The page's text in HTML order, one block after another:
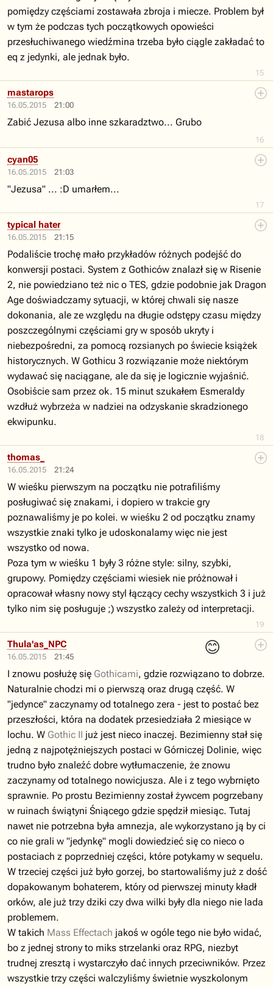
15
pomiędzy częściami zostawała zbroja i miecze. Problem był
w tym że podczas tych początkowych opowieści
przesłuchiwanego wiedźmina trzeba było ciągle zakładać to
eq z jedynki, ale jednak było.
16.05.2015 21:00
16
mastarops
Zabić Jezusa albo inne szkaradztwo... Grubo
16.05.2015 21:03
17
cyan05
"Jezusa" ... :D umarłem...
16.05.2015 21:15
18
typical hater
Podaliście trochę mało przykładów różnych podejść do
konwersji postaci. System z Gothiców znalazł się w Risenie
2, nie powiedziano też nic o TES, gdzie podobnie jak Dragon
Age doświadczamy sytuacji, w której chwali się nasze
dokonania, ale ze względu na długie odstępy czasu między
poszczególnymi częściami gry w sposób ukryty i
niebezpośredni, za pomocą rozsianych po świecie książek
historycznych. W Gothicu 3 rozwiązanie może niektórym
wydawać się naciągane, ale da się je logicznie wyjaśnić.
Osobiście sam przez ok. 15 minut szukałem Esmeraldy
wzdłuż wybrzeża w nadziei na odzyskanie skradzionego
ekwipunku.
16.05.2015 21:24
19
thomas_
W wieśku pierwszym na początku nie potrafiliśmy
posługiwać się znakami, i dopiero w trakcie gry
poznawaliśmy je po kolei. w wieśku 2 od początku znamy
wszystkie znaki tylko je udoskonalamy więc nie jest
wszystko od nowa.
Poza tym w wieśku 1 były 3 różne style: silny, szybki,
grupowy. Pomiędzy częściami wiesiek nie próżnował i
opracował własny nowy styl łączący cechy wszystkich 3 i już
tylko nim się posługuje ;) wszystko zależy od interpretacji.
16.05.2015 21:45
😊
Thula'as_NPC
I znowu posłużę się Gothicami, gdzie rozwiązano to dobrze.
Naturalnie chodzi mi o pierwszą oraz drugą część. W
"jedynce" zaczynamy od totalnego zera - jest to postać bez
przeszłości, która na dodatek przesiedziała 2 miesiące w
lochu. W Gothic II już jest nieco inaczej. Bezimienny stał się
jedną z najpotężniejszych postaci w Górniczej Dolinie, więc
trudno było znaleźć dobre wytłumaczenie, że znowu
zaczynamy od totalnego nowicjusza. Ale i z tego wybrnięto
sprawnie. Po prostu Bezimienny został żywcem pogrzebany
w ruinach świątyni Śniącego gdzie spędził miesiąc. Tutaj
nawet nie potrzebna była amnezja, ale wykorzystano ją by ci
co nie grali w "jedynkę" mogli dowiedzieć się co nieco o
postaciach z poprzedniej części, które potykamy w sequelu.
W trzeciej części już było gorzej, bo startowaliśmy już z dość
dopakowanym bohaterem, który od pierwszej minuty kładł
orków, ale już trzy dziki czy dwa wilki były dla niego nie lada
problemem.
W takich Mass Effectach jakoś w ogóle tego nie było widać,
bo z jednej strony to miks strzelanki oraz RPG, niezbyt
trudnej zresztą i wystarczyło dać innych przeciwników. Przez
wszystkie trzy części walczyliśmy świetnie wyszkolonym